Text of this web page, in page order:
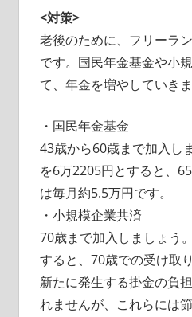
<対策>
老後のために、フリーラ
です。国民年金基金や小
て、年金を増やしていきま
・国民年金基金
43歳から60歳まで加入し
を6万2205円とすると、
は毎月約5.5万円です。
・小規模企業共済
70歳まで加入しましょう
すると、70歳での受け取
新たに発生する掛金の負
れませんが、これらには